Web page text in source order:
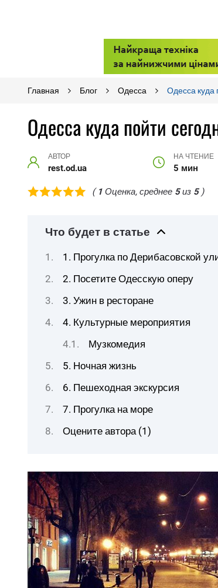
Главная Блог Одесса Одесса куда
Одесса куда пойти
АВТОР
rest.od.ua
НА ЧТЕНИЕ
5 мин
( 1 Оценка, среднее 5из 5)
Что будет в статье
1. Прогулка по Дерибасовской
2. Посетите Одесскую оперу
3. Ужин в ресторане
4. Культурные мероприятия
Музкомедия
5. Ночная жизнь
6. Пешеходная экскурсия
7. Прогулка на море
Оцените автора (1)